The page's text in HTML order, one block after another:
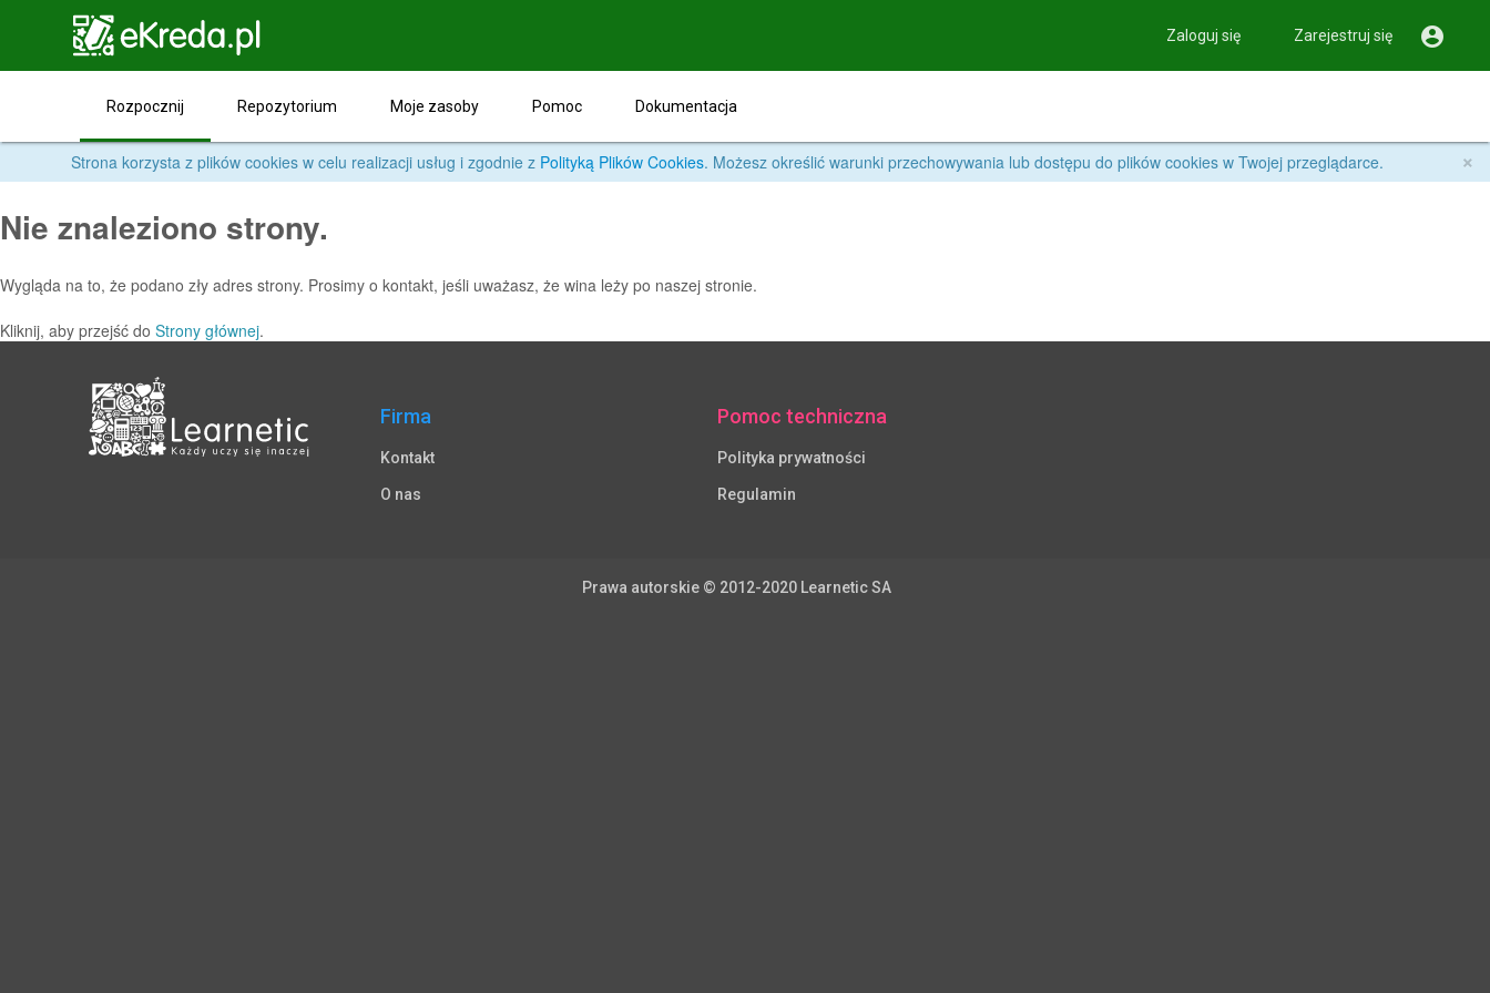
Zaloguj się Zarejestruj się 
Rozpocznij Repozytorium Moje zasoby Pomoc Dokumentacja
Firma
Kontakt
O nas
Pomoc techniczna
Polityka prywatności
Regulamin
Prawa autorskie © 2012-2020 Learnetic SA